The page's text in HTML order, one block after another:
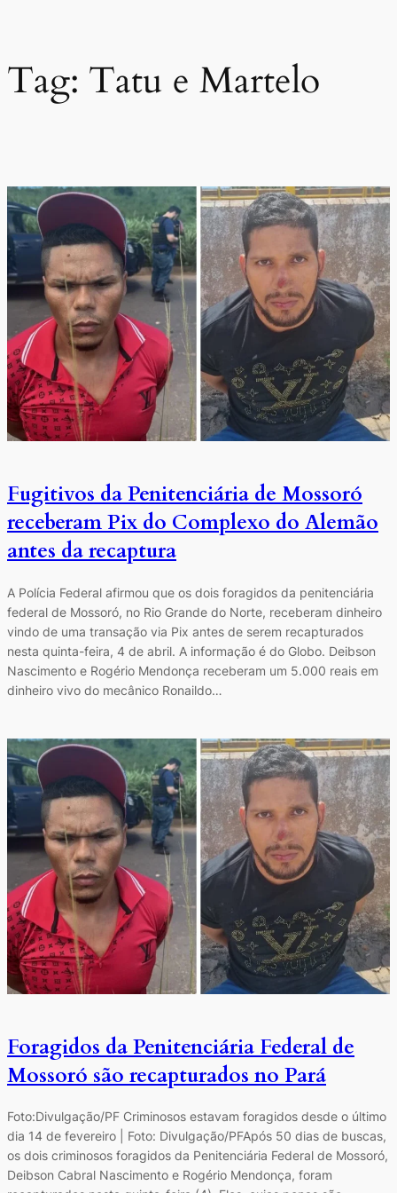
o
conteúdo
Tag: Tatu e Martelo
Fugitivos da Penitenciária de Mossoró
receberam Pix do Complexo do Alemão
antes da recaptura
A Polícia Federal afirmou que os dois foragidos da penitenciária
federal de Mossoró, no Rio Grande do Norte, receberam dinheiro
vindo de uma transação via Pix antes de serem recapturados
nesta quinta-feira, 4 de abril. A informação é do Globo. Deibson
Nascimento e Rogério Mendonça receberam um 5.000 reais em
dinheiro vivo do mecânico Ronaildo…
Foragidos da Penitenciária Federal de
Mossoró são recapturados no Pará
Foto:Divulgação/PF Criminosos estavam foragidos desde o último
dia 14 de fevereiro | Foto: Divulgação/PFApós 50 dias de buscas,
os dois criminosos foragidos da Penitenciária Federal de Mossoró,
Deibson Cabral Nascimento e Rogério Mendonça, foram